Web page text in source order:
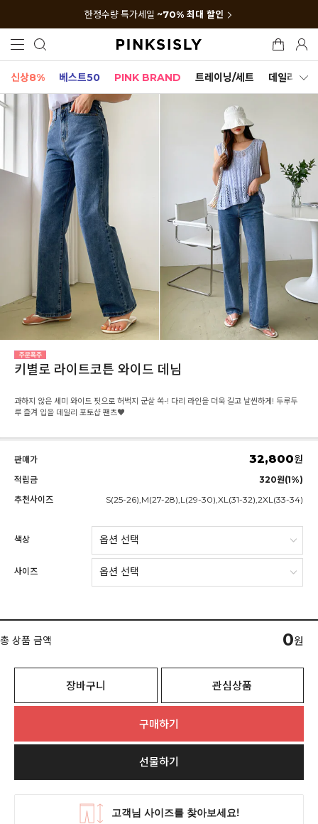
한정수량 특가세일 ~70% 최대 할인
신상8% 베스트50 PINK BRAND 트레이닝/세트 데일리세트
키별로 라이트코튼 와이드 데님
과하지 않은 세미 와이드 핏으로 허벅지 군살 쏙-! 다리 라인을 더욱 길고 날씬하게! 두루두
루 즐겨 입을 데일리 포토샵 팬츠♥
판매가 32,800원
적립금
320원(1%)
추천사이즈
S(25-26),M(27-28),L(29-30),XL(31-32),2XL(33-34)
색상
사이즈
총 상품 금액 0원
장바구니 관심상품
구매하기
선물하기